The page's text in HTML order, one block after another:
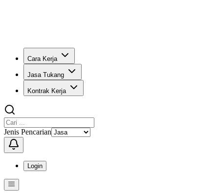
Cara Kerja
Jasa Tukang
Kontrak Kerja
Jenis Pencarian
Login